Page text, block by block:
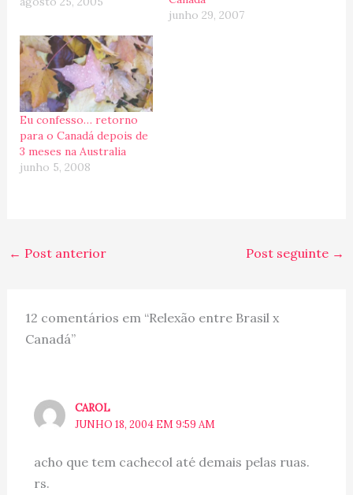
automaticas, as pessoas
tambem querem saber
nossa opiniao... e sempre
uma das primeiras
perguntas que nos fazem
eh: "E ai, a Florida eh
mais legal que o
Canada?"... Como assim?…
junho 29, 2007
Eu confesso… retorno
para o Canadá depois de
3 meses na Australia
junho 5, 2008
← Post anterior Post seguinte →
12 comentários em “Relexão entre Brasil x
Canadá”
CAROL
JUNHO 18, 2004 EM 9:59 AM
acho que tem cachecol até demais pelas ruas.
rs.